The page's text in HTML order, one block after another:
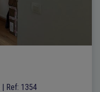
| Ref: 1354